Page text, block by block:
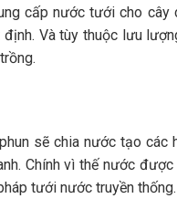
cấp nước tưới cho
Và tùy thuộc lưu
sẽ chia nước tạo các
Chính vì thế nước
tưới nước truyền thống.